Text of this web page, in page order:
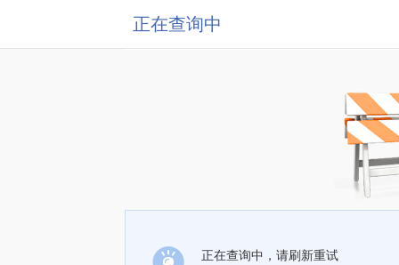
正在查询中
正在查询中，请刷新重试